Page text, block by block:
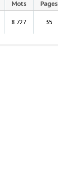
Mots Pages
8 727 35